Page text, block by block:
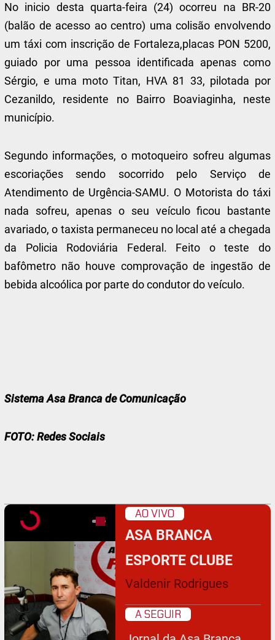
No inicio desta quarta-feira (24) ocorreu na BR-20
(balão de acesso ao centro) uma colisão envolvendo
um táxi com inscrição de Fortaleza,placas PON 5200,
guiado por uma pessoa identificada apenas como
Sérgio, e uma moto Titan, HVA 81 33, pilotada por
Cezanildo, residente no Bairro Boaviaginha, neste
município.
Segundo informações, o motoqueiro sofreu algumas
escoriações sendo socorrido pelo Serviço de
Atendimento de Urgência-SAMU. O Motorista do táxi
nada sofreu, apenas o seu veículo ficou bastante
avariado, o taxista permaneceu no local até a chegada
da Policia Rodoviária Federal. Feito o teste do
bafômetro não houve comprovação de ingestão de
bebida alcoólica por parte do condutor do veículo.
Sistema Asa Branca de Comunicação
FOTO: Redes Sociais
AO VIVO
ASA BRANCA
ESPORTE CLUBE
Valdenir Rodrigues
A SEGUIR